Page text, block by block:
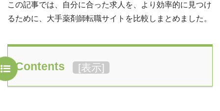
この記事では、自分に合った求人を、より効率的に見つけ
るために、大手薬剤師転職サイトを比較しまとめました。
Contents [表示]